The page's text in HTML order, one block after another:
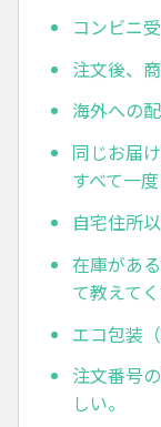
コンビニ
注文後、
海外への
同じお届
すべて一
自宅住所
在庫があ
て教えてく
エコ包装
注文番号
しい。